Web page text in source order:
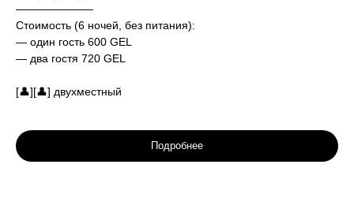
———————
Стоимость (6 ночей, без питания):
— один гость 600 GEL
— два гостя 720 GEL
[👤][👤] двухместный
Подробнее